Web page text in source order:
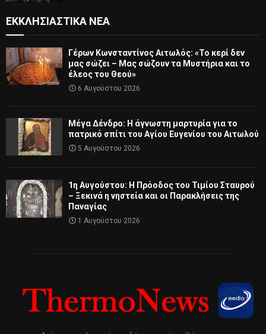
ΕΚΚΛΗΣΙΑΣΤΙΚΆ ΝΈΑ
Γέρων Κωνσταντίνος Αιτωλός: «Το κερί δεν
μας σώζει – Μας σώζουν τα Μυστήρια και το
έλεος του Θεού»
6 Αυγούστου 2026
Μέγα Δένδρο: Η άγνωστη μαρτυρία για το
πατρικό σπίτι του Αγίου Ευγενίου του Αιτωλού
5 Αυγούστου 2026
1η Αυγούστου: Η Πρόοδος του Τιμίου Σταυρού
– Ξεκινά η νηστεία και οι Παρακλήσεις της
Παναγίας
1 Αυγούστου 2026